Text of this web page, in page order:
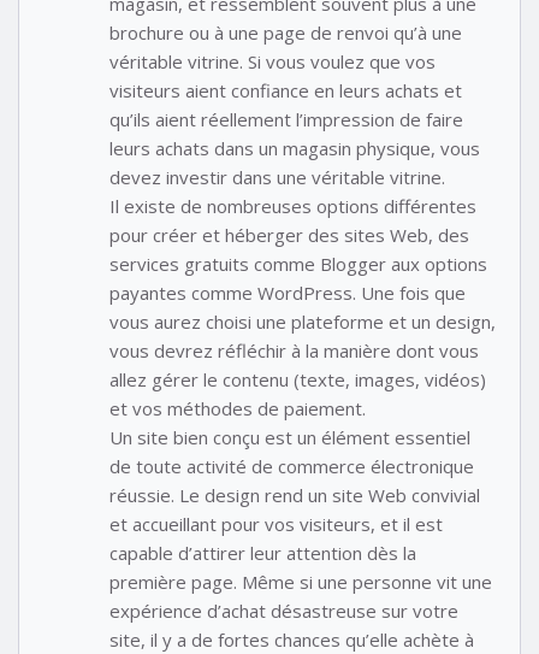
brochure ou à une page de renvoi qu’à une
véritable vitrine. Si vous voulez que vos
visiteurs aient confiance en leurs achats et
qu’ils aient réellement l’impression de faire
leurs achats dans un magasin physique, vous
devez investir dans une véritable vitrine.
Il existe de nombreuses options différentes
pour créer et héberger des sites Web, des
services gratuits comme Blogger aux options
payantes comme WordPress. Une fois que
vous aurez choisi une plateforme et un design,
vous devrez réfléchir à la manière dont vous
allez gérer le contenu (texte, images, vidéos)
et vos méthodes de paiement.
Un site bien conçu est un élément essentiel
de toute activité de commerce électronique
réussie. Le design rend un site Web convivial
et accueillant pour vos visiteurs, et il est
capable d’attirer leur attention dès la
première page. Même si une personne vit une
expérience d’achat désastreuse sur votre
site, il y a de fortes chances qu’elle achète à